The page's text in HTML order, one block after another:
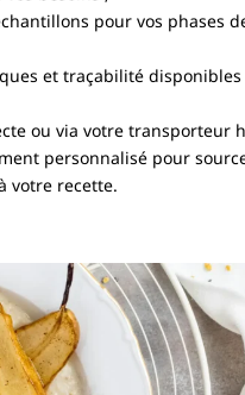
pour vos phases
et traçabilité
ou via votre transporteur
personnalisé pour
votre recette.